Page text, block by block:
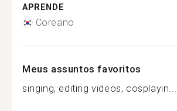
APRENDE
Coreano
Meus assuntos favoritos
singing, editing videos, cosplayin...